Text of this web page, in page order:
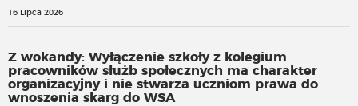
16 Lipca 2026
Z wokandy: Wyłączenie szkoły z kolegium
pracowników służb społecznych ma charakter
organizacyjny i nie stwarza uczniom prawa do
wnoszenia skarg do WSA